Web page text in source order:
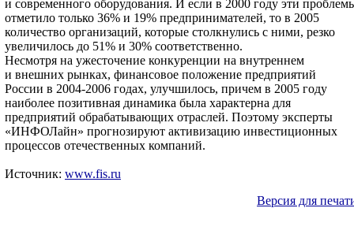
и современного оборудования. И если в 2000 году эти
отметило только 36% и 19% предпринимателей, то в 2005
количество организаций, которые столкнулись с ними, резко
увеличилось до 51% и 30% соответственно.
Несмотря на ужесточение конкуренции на внутреннем
и внешних рынках, финансовое положение предприятий
России в 2004-2006 годах, улучшилось, причем в 2005 году
наиболее позитивная динамика была характерна для
предприятий обрабатывающих отраслей. Поэтому эксперты
«ИНФОЛайн» прогнозируют активизацию инвестиционных
процессов отечественных компаний.
Источник: www.fis.ru
Версия для